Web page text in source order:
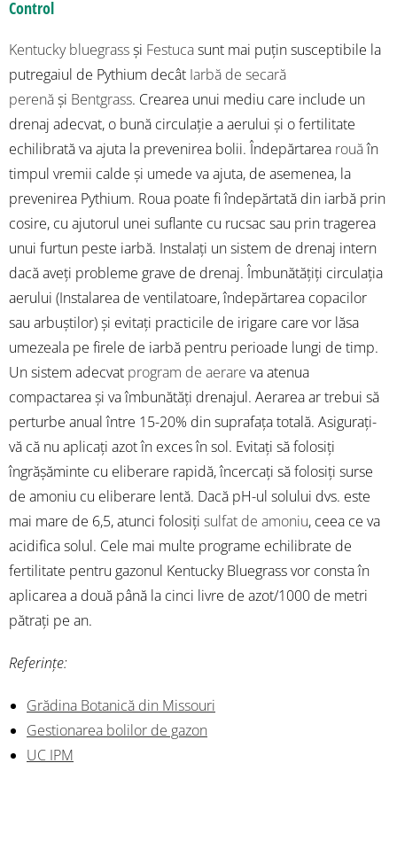
Control
Kentucky bluegrassși Festucasunt mai puțin susceptibile la
putregaiul de Pythium decât Iarbă de secară
perenăși Bentgrass. Crearea unui mediu care include un
drenaj adecvat, o bună circulație a aerului și o fertilitate
echilibrată va ajuta la prevenirea bolii. Îndepărtarea rouăîn
timpul vremii calde și umede va ajuta, de asemenea, la
prevenirea Pythium. Roua poate fi îndepărtată din iarbă prin
cosire, cu ajutorul unei suflante cu rucsac sau prin tragerea
unui furtun peste iarbă. Instalați un sistem de drenaj intern
dacă aveți probleme grave de drenaj. Îmbunătățiți circulația
aerului (Instalarea de ventilatoare, îndepărtarea copacilor
sau arbuștilor) și evitați practicile de irigare care vor lăsa
umezeala pe firele de iarbă pentru perioade lungi de timp.
Un sistem adecvat program de aerare va atenua
compactarea și va îmbunătăți drenajul. Aerarea ar trebui să
perturbe anual între 15-20% din suprafața totală. Asigurați-
vă că nu aplicați azot în exces în sol. Evitați să folosiți
îngrășăminte cu eliberare rapidă, încercați să folosiți surse
de amoniu cu eliberare lentă. Dacă pH-ul solului dvs. este
mai mare de 6,5, atunci folosiți sulfat de amoniu, ceea ce va
acidifica solul. Cele mai multe programe echilibrate de
fertilitate pentru gazonul Kentucky Bluegrass vor consta în
aplicarea a două până la cinci livre de azot/1000 de metri
pătrați pe an.
Referințe:
Grădina Botanică din Missouri
Gestionarea bolilor de gazon
UC IPM